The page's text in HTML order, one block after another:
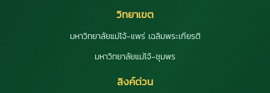
วิทยาเขต
มหาวิทยาลัยแม่โจ้-แพร่ เฉลิมพระเกียรติ
มหาวิทยาลัยแม่โจ้-ชุมพร
ลิงค์ด่วน